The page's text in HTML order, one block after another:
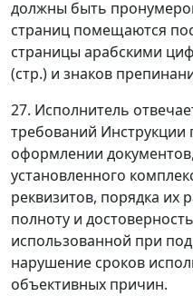
должны быть
страниц помещаются
страницы арабскими
(стр.) и знаков
27. Исполнитель
требований Инструкции
оформлении
установленного
реквизитов, порядка их
полноту и
использованной при
нарушение сроков
объективных причин.